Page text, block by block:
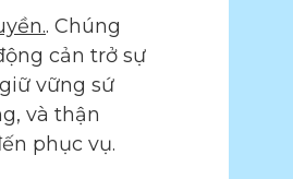
. Chúng
cản trở sự
vững sứ
và thận
phục vụ.